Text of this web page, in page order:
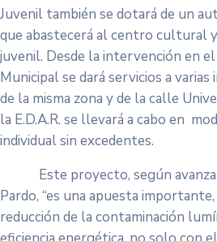
Juvenil también se dotará de un
que abastecerá al centro cultural
juvenil. Desde la intervención en
Municipal se dará servicios a
de la misma zona y de la calle
la E.D.A.R. se llevará a cabo en
individual sin excedentes.
Este proyecto, según avanza
Pardo, “es una apuesta
reducción de la contaminación